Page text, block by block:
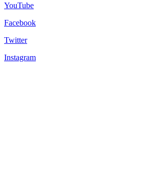
YouTube
Facebook
Twitter
Instagram